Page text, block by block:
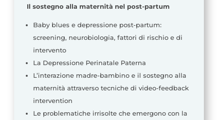
Il sostegno alla maternità nel post-partum
Baby blues e depressione post-partum:
screening, neurobiologia, fattori di rischio e di
intervento
La Depressione Perinatale Paterna
L’interazione madre-bambino e il sostegno alla
maternità attraverso tecniche di video-feedback
intervention
Le problematiche irrisolte che emergono con la